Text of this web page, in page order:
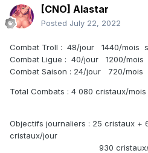
[CNO] Alastar
Posted July 22, 2022
Combat Troll : 48/jour 1440/mois
Combat Ligue : 40/jour 1200/mois
Combat Saison : 24/jour 720/mois
Total Combats : 4 080 cristaux/mois
Objectifs journaliers : 25 cristaux +
cristaux/jour
930 cristaux/